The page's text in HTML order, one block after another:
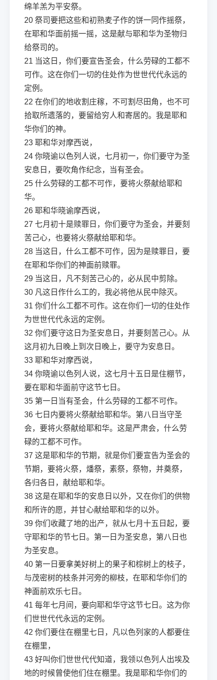
绵羊羔为平安祭。
20 祭司要把这些和初熟麦子作的饼一同作摇祭，
在耶和华面前摇一摇，这是献与耶和华为圣物归
给祭司的。
21 当这日，你们要宣告圣会，什么劳碌的工都不
可作。这在你们一切的住处作为世世代代永远的
定例。
22 在你们的地收割庄稼，不可割尽田角，也不可
拾取所遗落的，要留给穷人和寄居的。我是耶和
华你们的神。
23 耶和华对摩西说，
24 你晓谕以色列人说，七月初一，你们要守为圣
安息日，要吹角作纪念，当有圣会。
25 什么劳碌的工都不可作，要将火祭献给耶和
华。
26 耶和华晓谕摩西说，
27 七月初十是赎罪日，你们要守为圣会，并要刻
苦己心，也要将火祭献给耶和华。
28 当这日，什么工都不可作，因为是赎罪日，要
在耶和华你们的神面前赎罪。
29 当这日，凡不刻苦己心的，必从民中剪除。
30 凡这日作什么工的，我必将他从民中除灭。
31 你们什么工都不可作。这在你们一切的住处作
为世世代代永远的定例。
32 你们要守这日为圣安息日，并要刻苦己心。从
这月初九日晚上到次日晚上，要守为安息日。
33 耶和华对摩西说，
34 你晓谕以色列人说，这七月十五日是住棚节，
要在耶和华面前守这节七日。
35 第一日当有圣会，什么劳碌的工都不可作。
36 七日内要将火祭献给耶和华。第八日当守圣
会，要将火祭献给耶和华。这是严肃会，什么劳
碌的工都不可作。
37 这是耶和华的节期，就是你们要宣告为圣会的
节期，要将火祭，燔祭，素祭，祭物，并奠祭，
各归各日，献给耶和华。
38 这是在耶和华的安息日以外，又在你们的供物
和所许的愿，并甘心献给耶和华的以外。
39 你们收藏了地的出产，就从七月十五日起，要
守耶和华的节七日。第一日为圣安息，第八日也
为圣安息。
40 第一日要拿美好树上的果子和棕树上的枝子，
与茂密树的枝条并河旁的柳枝，在耶和华你们的
神面前欢乐七日。
41 每年七月间，要向耶和华守这节七日。这为你
们世世代代永远的定例。
42 你们要住在棚里七日，凡以色列家的人都要住
在棚里，
43 好叫你们世世代代知道，我领以色列人出埃及
地的时候曾使他们住在棚里。我是耶和华你们的